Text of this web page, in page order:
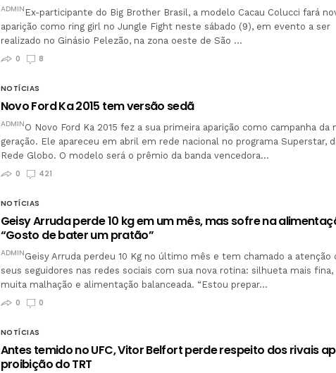
ADMIN Ex-participante do Big Brother Brasil, a modelo Cacau Colucci fará
aparição como ring girl no Jungle Fight neste sábado (9), em evento a ser
realizado no Ginásio Pelezão, na zona oeste de São …
0
8
NOTÍCIAS
Novo Ford Ka 2015 tem versão sedã
ADMINO Novo Ford Ka 2015 fez a sua primeira aparição como campanha da
geração. Ele apareceu em abril em rede nacional no programa Superstar,
Rede Globo. O modelo será o prêmio da banda vencedora…
0
421
NOTÍCIAS
Geisy Arruda perde 10 kg em um mês, mas sofre na
“Gosto de bater um pratão”
ADMINGeisy Arruda perdeu 10 Kg no último mês e tem chamado a atenção
seus seguidores nas redes sociais com sua nova rotina: silhueta mais fina,
muita malhação e alimentação balanceada. “Estou prepar…
0
0
NOTÍCIAS
Antes temido no UFC, Vitor Belfort perde respeito dos rivais
proibição do TRT